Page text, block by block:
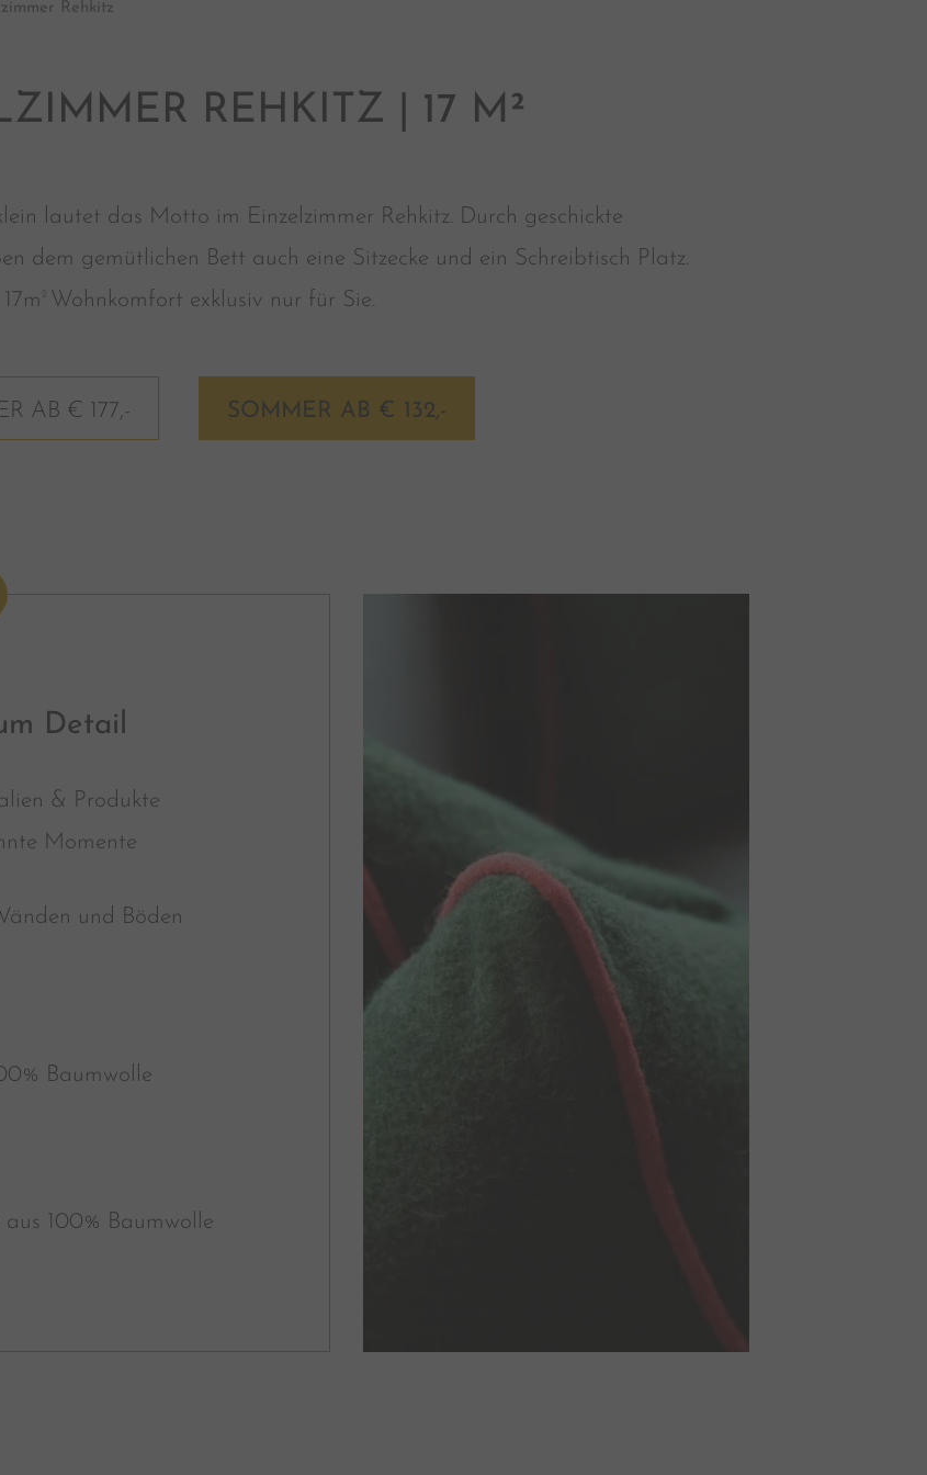
Rehkitz
REHKITZ | 17 M²
lautet das Motto im Einzelzimmer Rehkitz. Durch geschickte
dem gemütlichen Bett auch eine Sitzecke und ein Schreibtisch Platz.
17m 2 Wohnkomfort exklusiv nur für Sie.
AB € 177,- SOMMER AB € 132,-
Detail
& Produkte
Momente
und Böden
Baumwolle
aus 100% Baumwolle